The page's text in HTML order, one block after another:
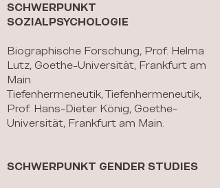
SCHWERPUNKT
SOZIALPSYCHOLOGIE
Biographische Forschung, Prof. Helma
Lutz, Goethe-Universität, Frankfurt am
Main.
Tiefenhermeneutik, Tiefenhermeneutik,
Prof. Hans-Dieter König, Goethe-
Universität, Frankfurt am Main.
SCHWERPUNKT GENDER STUDIES